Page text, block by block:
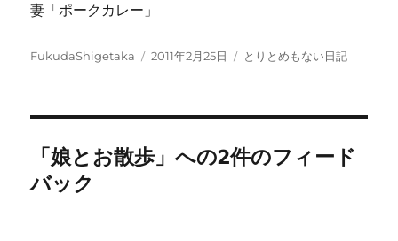
妻「ポークカレー」
投
FukudaShigetaka
投
2011年2月25日
カ
とりとめもない日記
「娘とお散歩」への2件のフィード
バック